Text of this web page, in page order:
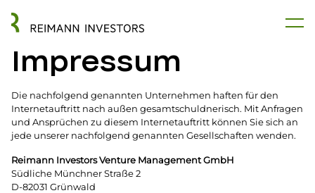
Impressum
Die nachfolgend genannten Unternehmen haften für den
Internetauftritt nach außen gesamtschuldnerisch. Mit Anfragen
und Ansprüchen zu diesem Internetauftritt können Sie sich an
jede unserer nachfolgend genannten Gesellschaften wenden.
Reimann Investors Venture Management GmbH
Südliche Münchner Straße 2
D-82031 Grünwald